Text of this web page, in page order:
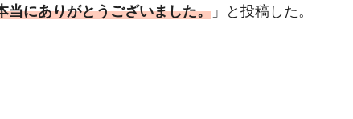
当にありがとうございました。 」と投稿した。